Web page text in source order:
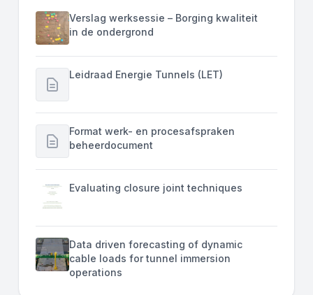
Verslag werksessie – Borging kwaliteit
in de ondergrond
Leidraad Energie Tunnels (LET)
Format werk- en procesafspraken
beheerdocument
Evaluating closure joint techniques
Data driven forecasting of dynamic
cable loads for tunnel immersion
operations